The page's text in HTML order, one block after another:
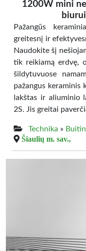
1200W mini
Pažangūs
greitesnį ir
Naudokite šį
tik reikiamą erdvę,
šildytuvuose
pažangus keraminis
lakštas ir aliuminio
2S. Jis greitai
Technika »
Šiaulių m. sav.,